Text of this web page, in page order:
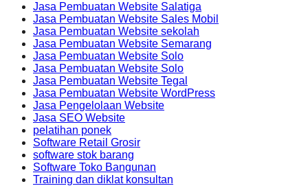
Jasa Pembuatan Website Salatiga
Jasa Pembuatan Website Sales Mobil
Jasa Pembuatan Website sekolah
Jasa Pembuatan Website Semarang
Jasa Pembuatan Website Solo
Jasa Pembuatan Website Solo
Jasa Pembuatan Website Tegal
Jasa Pembuatan Website WordPress
Jasa Pengelolaan Website
Jasa SEO Website
pelatihan ponek
Software Retail Grosir
software stok barang
Software Toko Bangunan
Training dan diklat konsultan